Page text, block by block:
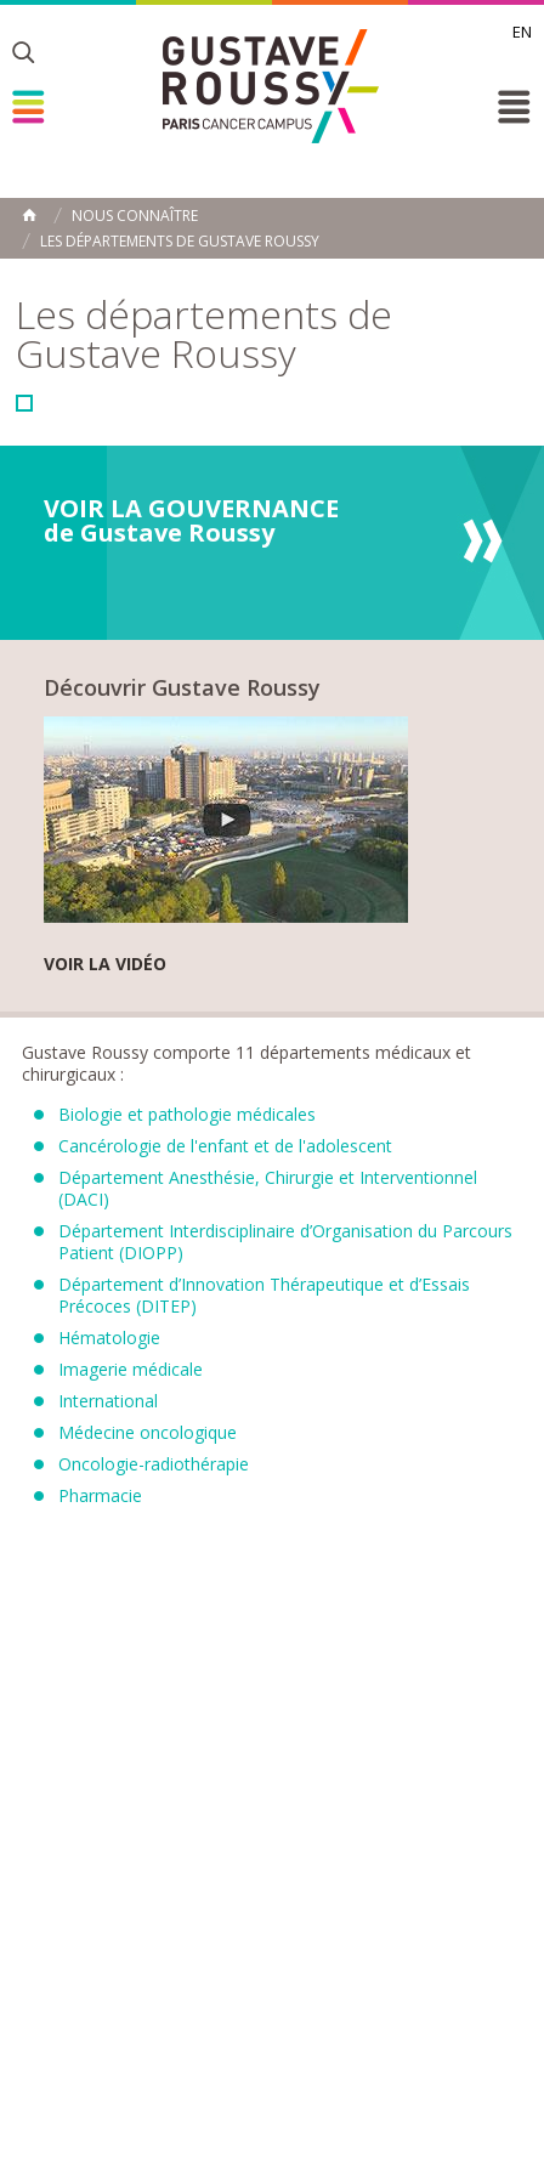
EN
Toggle
Toggle
Toggle
ACCUEIL
NOUS CONNAÎTRE
LES DÉPARTEMENTS DE GUSTAVE ROUSSY
Les départements de
Gustave Roussy
VOIR LA GOUVERNANCE
de Gustave Roussy
Découvrir Gustave Roussy
VOIR LA VIDÉO
Gustave Roussy comporte 11 départements médicaux et
chirurgicaux :
Biologie et pathologie médicales
Cancérologie de l'enfant et de l'adolescent
Département Anesthésie, Chirurgie et Interventionnel
(DACI)
Département Interdisciplinaire d’Organisation du Parcours
Patient (DIOPP)
Département d’Innovation Thérapeutique et d’Essais
Précoces (DITEP)
Hématologie
Imagerie médicale
International
Médecine oncologique
Oncologie-radiothérapie
Pharmacie